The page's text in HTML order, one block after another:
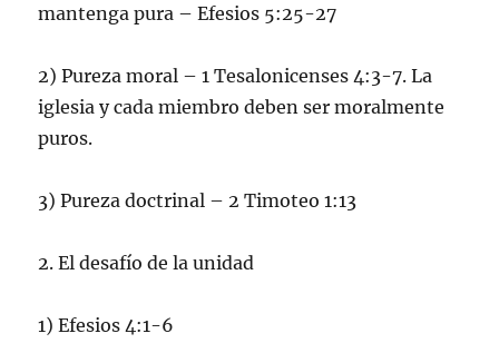
mantenga pura – Efesios 5:25-27
2) Pureza moral – 1 Tesalonicenses 4:3-7. La
iglesia y cada miembro deben ser moralmente
puros.
3) Pureza doctrinal – 2 Timoteo 1:13
2. El desafío de la unidad
1) Efesios 4:1-6